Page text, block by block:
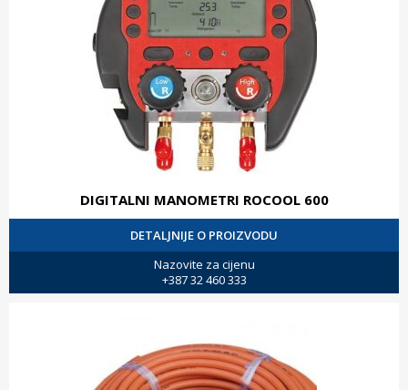
DIGITALNI MANOMETRI ROCOOL 600
DETALJNIJE O PROIZVODU
Nazovite za cijenu
+387 32 460 333